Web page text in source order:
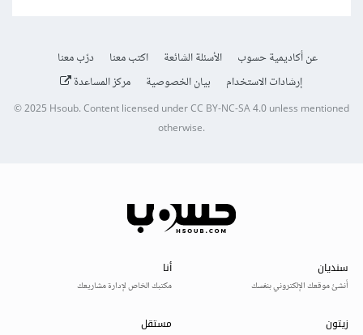
عن أكاديمية حسوب الأسئلة الشائعة اكتب معنا
درّب معنا
إرشادات الاستخدام
بيان الخصوصية مركز المساعدة
© 2025Hsoub.Content licensed underCC BY-NC-SA 4.0unless mentioned
otherwise.